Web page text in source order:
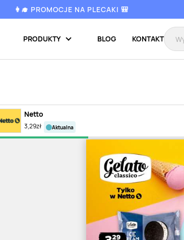
👩‍🎓 PROMOCJE NA PLECAKI 🎒
PRODUKTY BLOG KONTAKT
Netto
3,29zł aktualna